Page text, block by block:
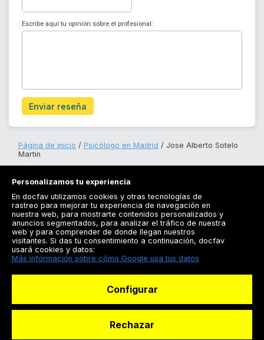
Escribe aquí tu opinión sobre el profesional:
Enviar reseña
Página de inicio Psicólogo en Madrid
Jose Alberto Sotelo
Martin
Registrarse
Docfav
Personalizamos tu experiencia
En docfav utilizamos cookies y otras tecnologías de
rastreo para mejorar tu experiencia de navegación en
nuestra web, para mostrarte contenidos personalizados y
anuncios segmentados, para analizar el tráfico de nuestra
web y para comprender de donde llegan nuestros
visitantes. Si das tu consentimiento a continuación, docfav
usará cookies y datos:
Más información sobre cómo Google usa tus datos
Configurar
Rechazar